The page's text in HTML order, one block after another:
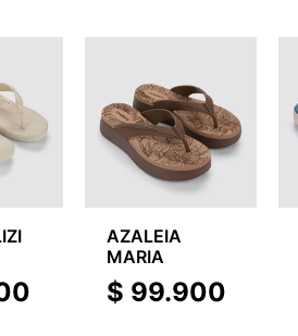
AZALEIA
MARIA
$ 99.900